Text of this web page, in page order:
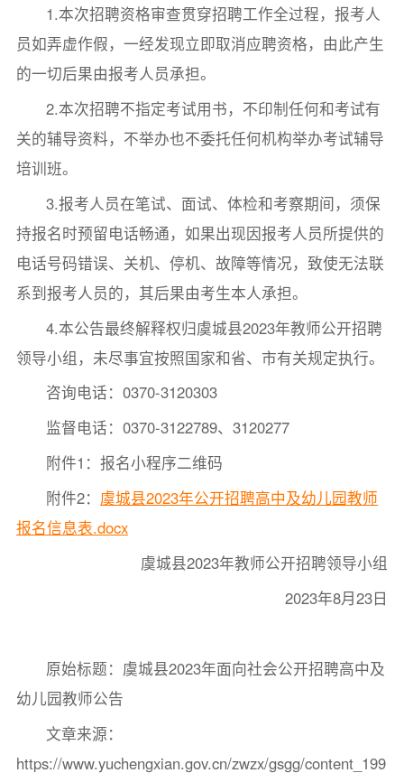
1.本次招聘资格审查贯穿招聘工作全过程，报考人
员如弄虚作假，一经发现立即取消应聘资格，由此产生
的一切后果由报考人员承担。
2.本次招聘不指定考试用书，不印制任何和考试有
关的辅导资料，不举办也不委托任何机构举办考试辅导
培训班。
3.报考人员在笔试、面试、体检和考察期间，须保
持报名时预留电话畅通，如果出现因报考人员所提供的
电话号码错误、关机、停机、故障等情况，致使无法联
系到报考人员的，其后果由考生本人承担。
4.本公告最终解释权归虞城县2023年教师公开招聘
领导小组，未尽事宜按照国家和省、市有关规定执行。
咨询电话：0370-3120303
监督电话：0370-3122789、3120277
附件1：报名小程序二维码
附件2： 虞城县2023年公开招聘高中及幼儿园教师
报名信息表.docx
虞城县2023年教师公开招聘领导小组
2023年8月23日
原始标题：虞城县2023年面向社会公开招聘高中及
幼儿园教师公告
文章来源：
https://www.yuchengxian.gov.cn/zwzx/gsgg/content_199